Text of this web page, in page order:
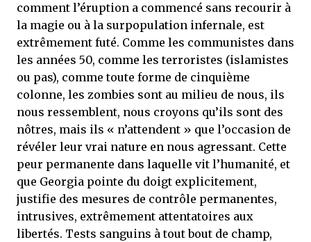
comment l’éruption a commencé sans recourir à
la magie ou à la surpopulation infernale, est
extrêmement futé. Comme les communistes dans
les années 50, comme les terroristes (islamistes
ou pas), comme toute forme de cinquième
colonne, les zombies sont au milieu de nous, ils
nous ressemblent, nous croyons qu’ils sont des
nôtres, mais ils « n’attendent » que l’occasion de
révéler leur vrai nature en nous agressant. Cette
peur permanente dans laquelle vit l’humanité, et
que Georgia pointe du doigt explicitement,
justifie des mesures de contrôle permanentes,
intrusives, extrêmement attentatoires aux
libertés. Tests sanguins à tout bout de champ,